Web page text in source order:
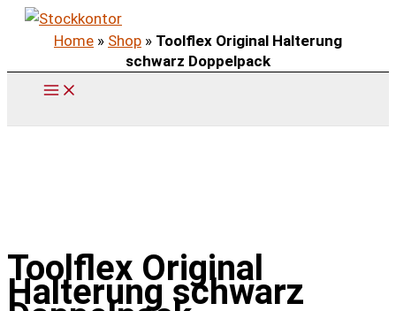
Zum
Home » Shop » Toolflex Original Halterung
schwarz Doppelpack
Toolflex Original
Halterung schwarz